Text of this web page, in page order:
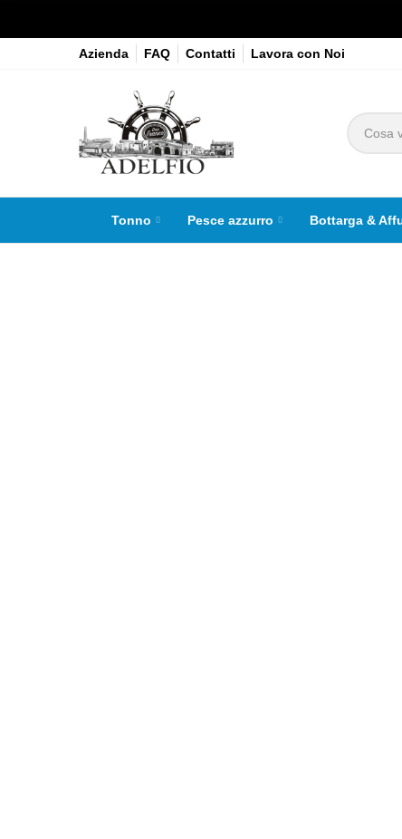
Azienda FAQ Contatti Lavora con Noi
Tonno Pesce azzurro Bottarga &
Clicca per ingrandire